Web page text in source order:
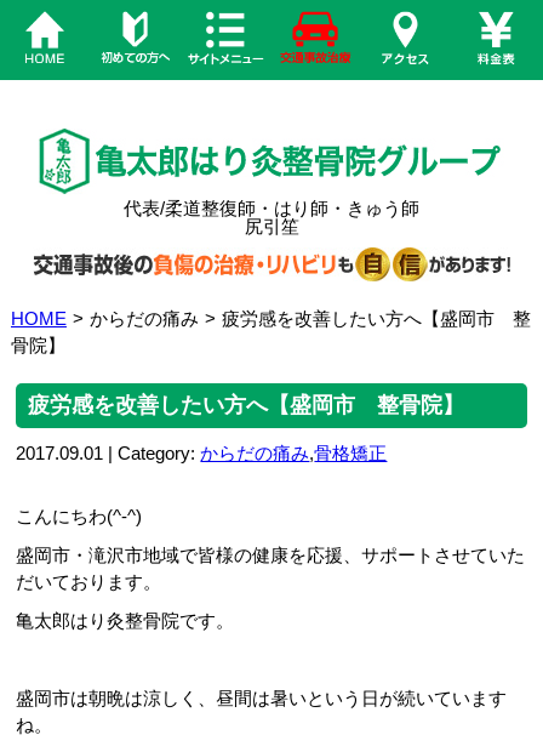
代表/柔道整復師・はり師・きゅう師
尻引笙
HOME > からだの痛み > 疲労感を改善したい方へ【盛岡市 整
骨院】
疲労感を改善したい方へ【盛岡市 整骨院】
2017.09.01 | Category:からだの痛み,骨格矯正
こんにちわ(^-^)
盛岡市・滝沢市地域で皆様の健康を応援、サポートさせていた
だいております。
亀太郎はり灸整骨院です。
盛岡市は朝晩は涼しく、昼間は暑いという日が続いています
ね。